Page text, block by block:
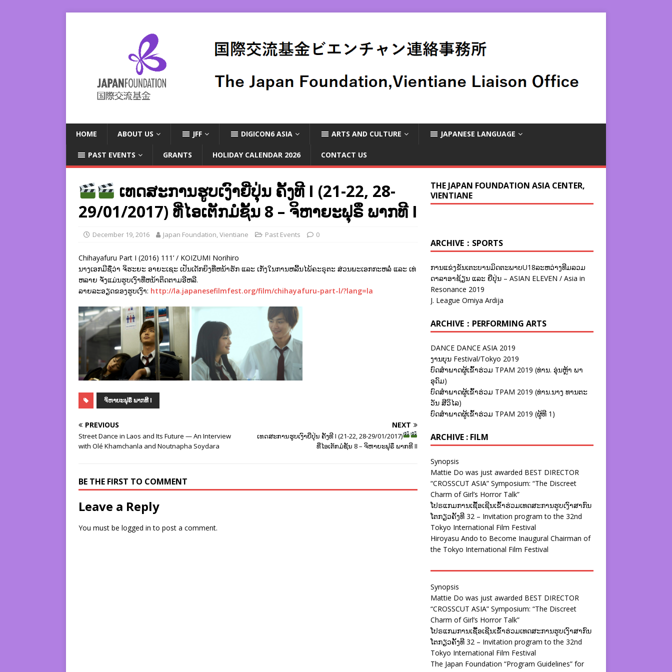
HOME ABOUT US JFF DIGICON6 ASIA ARTS AND CULTURE JAPANESE LANGUAGE
PAST EVENTS GRANTS HOLIDAY CALENDAR 2026 CONTACT US
ເທດສະການຮູບເງົາຍີ່ປຸ່ນ ຄັ້ງທີ I (21-22, 28-
29/01/2017) ທີ່ໄອເຕັກມໍຊັ້ນ 8 – ຈິຫາຍະຟຸຣຶ ພາກທີ I
December 19, 2016 Japan Foundation, Vientiane Past Events 0
Chihayafuru Part I (2016) 111’ / KOIZUMI Norihiro
ນາງເອກມີຊື່ວ່າ ຈິຮະຍະ ອາຍະເຊະ ເປັນເດັກຍິງທີ່ຫນ້າຮັກ ແລະ ເກັ່ງໃນການຫລີ້ນໄພ້ຄະຣຸຕະ ສ່ວນພະເອກກະຫລໍ່ ແລະ ເທ່
ຫລາຍ ຈັ່ງແມ່ນຮູບເງົາທີ່ຫນ້າຕິດຕາມອີຫລີ.
ລາຍລະອຽດຂອງຮູບເງົາ: http://la.japanesefilmfest.org/film/chihayafuru-part-l/?lang=la
ຈິຫາຍະຟຸຣຶ ພາກທີ I
PREVIOUS
Street Dance in Laos and Its Future — An Interview
with Olé Khamchanla and Noutnapha Soydara
NEXT
ເທດສະການຮູບເງົາຍີ່ປຸ່ນ ຄັ້ງທີ I (21-22, 28-29/01/2017)
ທີ່ໄອເຕັກມໍຊັ້ນ 8 – ຈິຫາຍະຟຸຣຶ ພາກທີ II
BE THE FIRST TO COMMENT
Leave a Reply
You must be logged in to post a comment.
THE JAPAN FOUNDATION ASIA CENTER,
VIENTIANE
ARCHIVE：SPORTS
ການແຂ່ງຂັນເຕະບານມິດຕະພາບU18ລະຫວ່າງທີມລວມ
ດາລາອາຊ້ຽນ ແລະ ຍີ່ປຸ່ນ – ASIAN ELEVEN / Asia in
Resonance 2019
J. League Omiya Ardija
ARCHIVE：PERFORMING ARTS
DANCE DANCE ASIA 2019
ງານບຸນ Festival/Tokyo 2019
ບົດສຳພາດຜູ້ເຂົ້າຮ່ວມ TPAM 2019 (ທ່ານ. ອຸ່ນຫຼ້າ ພາ
ອຸດົມ)
ບົດສຳພາດຜູ້ເຂົ້າຮ່ວມ TPAM 2019 (ທ່ານ.ນາງ ທານຕະ
ວັນ ສີວິໄລ)
ບົດສຳພາດຜູ້ເຂົ້າຮ່ວມ TPAM 2019 (ຜູ້ທີ 1)
ARCHIVE : FILM
Synopsis
Mattie Do was just awarded BEST DIRECTOR
“CROSSCUT ASIA” Symposium: “The Discreet
Charm of Girl’s Horror Talk”
ໂປຣແກມການເຊື້ອເຊີນເຂົ້າຮ່ວມເທດສະການຮູບເງົາສາກົນ
ໂຕກຽວຄັ້ງທີ 32 – Invitation program to the 32nd
Tokyo International Film Festival
Hiroyasu Ando to Become Inaugural Chairman of
the Tokyo International Film Festival
Synopsis
Mattie Do was just awarded BEST DIRECTOR
“CROSSCUT ASIA” Symposium: “The Discreet
Charm of Girl’s Horror Talk”
ໂປຣແກມການເຊື້ອເຊີນເຂົ້າຮ່ວມເທດສະການຮູບເງົາສາກົນ
ໂຕກຽວຄັ້ງທີ 32 – Invitation program to the 32nd
Tokyo International Film Festival
The Japan Foundation “Program Guidelines” for